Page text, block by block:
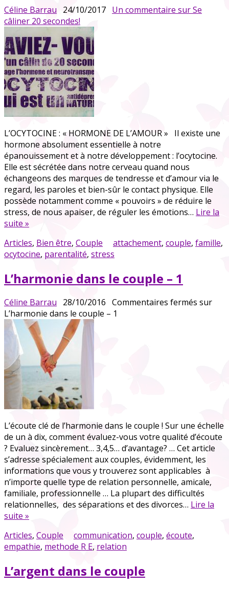
Céline Barrau 24/10/2017 Un commentaire sur Se
câliner 20 secondes!
L’OCYTOCINE : « HORMONE DE L’AMOUR » Il existe une
hormone absolument essentielle à notre
épanouissement et à notre développement : l’ocytocine.
Elle est sécrétée dans notre cerveau quand nous
échangeons des marques de tendresse et d’amour via le
regard, les paroles et bien-sûr le contact physique. Elle
possède notamment comme « pouvoirs » de réduire le
stress, de nous apaiser, de réguler les émotions… Lire la
suite »
Articles, Bien être, Couple attachement, couple, famille,
ocytocine, parentalité, stress
L’harmonie dans le couple – 1
Céline Barrau 28/10/2016 Commentaires fermés sur
L’harmonie dans le couple – 1
L’écoute clé de l’harmonie dans le couple ! Sur une échelle
de un à dix, comment évaluez-vous votre qualité d’écoute
? Evaluez sincèrement… 3,4,5… d’avantage? … Cet article
s’adresse spécialement aux couples, évidemment, les
informations que vous y trouverez sont applicables à
n’importe quelle type de relation personnelle, amicale,
familiale, professionnelle … La plupart des difficultés
relationnelles, des séparations et des divorces… Lire la
suite »
Articles, Couple communication, couple, écoute,
empathie, methode R E, relation
L’argent dans le couple